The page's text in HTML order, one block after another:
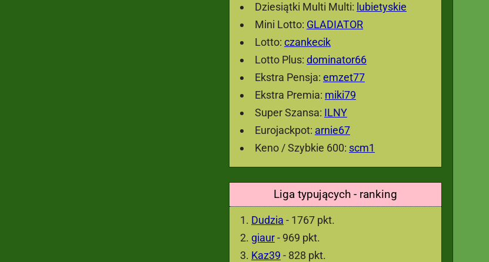
Dziesiątki Multi Multi: lubietyskie
Mini Lotto: GLADIATOR
Lotto: czankecik
Lotto Plus: dominator66
Ekstra Pensja: emzet77
Ekstra Premia: miki79
Super Szansa: ILNY
Eurojackpot: arnie67
Keno / Szybkie 600: scm1
Liga typujących - ranking
Dudzia - 1767 pkt.
giaur- 969 pkt.
Kaz39 - 828 pkt.